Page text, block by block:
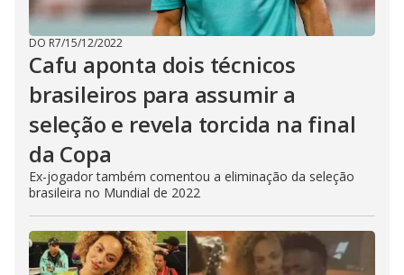
DO R7/15/12/2022
Cafu aponta dois técnicos
brasileiros para assumir a
seleção e revela torcida na final
da Copa
Ex-jogador também comentou a eliminação da seleção
brasileira no Mundial de 2022